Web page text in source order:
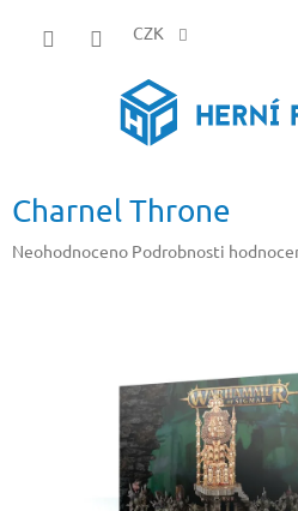
CZK
Charnel Throne
Průměrné
Neohodnoceno Podrobnosti